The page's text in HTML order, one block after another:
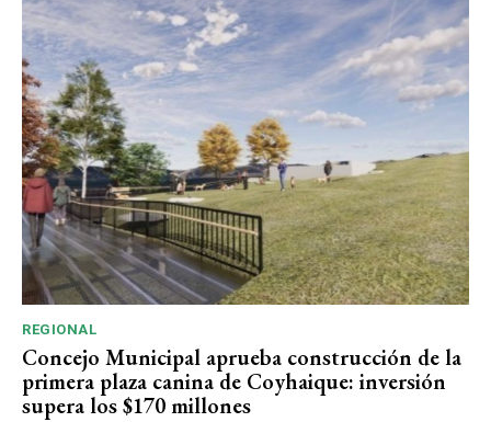
REGIONAL
Concejo Municipal aprueba construcción de la
primera plaza canina de Coyhaique: inversión
supera los $170 millones